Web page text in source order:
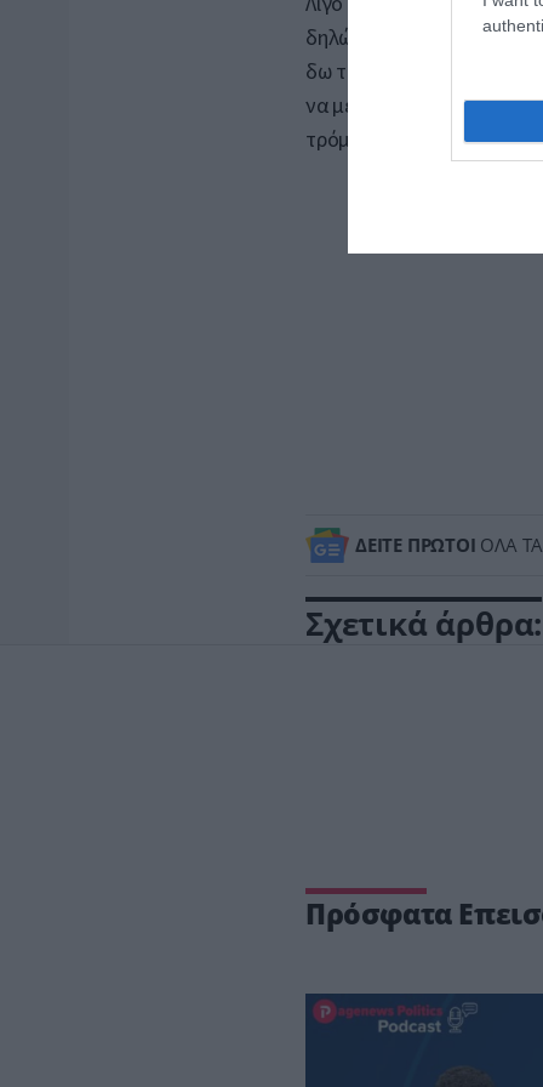
δηλώσει στο IndieWire:
δω τις σκηνές που θα
να με κρίνουν οι όμοιοί
τρόμου».
ΔΕΙΤΕ ΠΡΩΤΟΙ ΟΛΑ ΤΑ
Σχετικά άρθρα:
Πρόσφατα